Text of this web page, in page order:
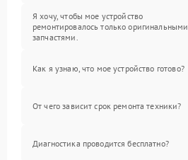
Я хочу, чтобы мое устройство
ремонтировалось только оригинальными
запчастями.
Как я узнаю, что мое устройство готово?
От чего зависит срок ремонта техники?
Диагностика проводится бесплатно?